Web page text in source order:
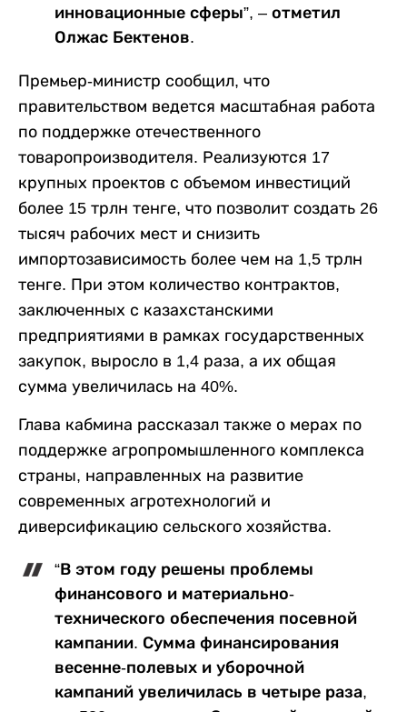
инновационные сферы”, – отметил
Олжас Бектенов.
Премьер-министр сообщил, что
правительством ведется масштабная работа
по поддержке отечественного
товаропроизводителя. Реализуются 17
крупных проектов с объемом инвестиций
более 15 трлн тенге, что позволит создать 26
тысяч рабочих мест и снизить
импортозависимость более чем на 1,5 трлн
тенге. При этом количество контрактов,
заключенных с казахстанскими
предприятиями в рамках государственных
закупок, выросло в 1,4 раза, а их общая
сумма увеличилась на 40%.
Глава кабмина рассказал также о мерах по
поддержке агропромышленного комплекса
страны, направленных на развитие
современных агротехнологий и
диверсификацию сельского хозяйства.
“В этом году решены проблемы
финансового и материально-
технического обеспечения посевной
кампании. Сумма финансирования
весенне-полевых и уборочной
кампаний увеличилась в четыре раза,